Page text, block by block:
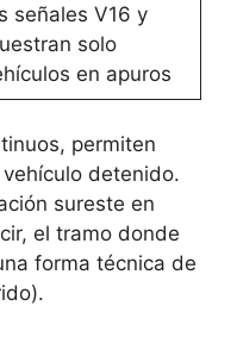
señales V16 y
solo
en apuros
permiten
detenido.
sureste en
el tramo donde
forma técnica de